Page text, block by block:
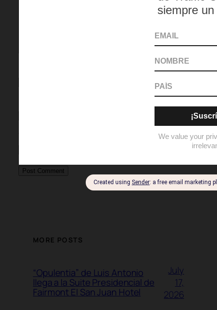
MORE POSTS
“Opulentia” de Luis Antonio
llega a la Suite Presidencial de
Fairmont El San Juan Hotel
July
17,
2026